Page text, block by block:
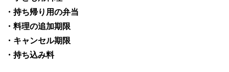
・持ち帰り用の弁当
・料理の追加期限
・キャンセル期限
・持ち込み料